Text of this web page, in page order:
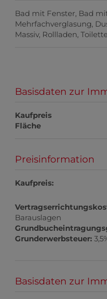
Bad mit Fenster Bad
Mehrfachverglasung
Massiv Rollladen
Basisdaten zur
Kaufpreis
Fläche
Preisinformation
Kaufpreis:
Barauslagen
Grunderwerbsteuer:
Basisdaten zur